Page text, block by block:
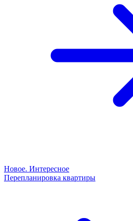
Новое. Интересное
Перепланировка квартиры